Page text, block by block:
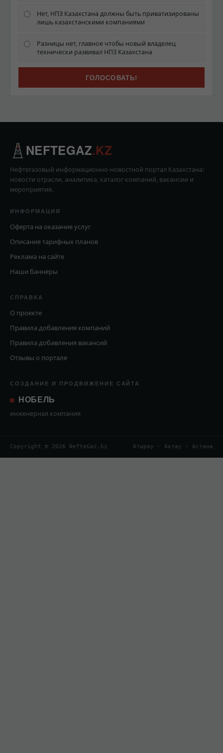
Нет, НПЗ Казахстана должны быть приватизированы
лишь казахстанскими компаниями
Разницы нет, главное чтобы новый владелец
технически развивал НПЗ Казахстана
NEFTEGAZ.KZ
Нефтегазовый информационно-новостной портал Казахстана:
новости отрасли, аналитика, каталог компаний, вакансии и
мероприятия.
ИНФОРМАЦИЯ
Оферта на оказание услуг
Описание тарифных планов
Реклама на сайте
Наши баннеры
СПРАВКА
О проекте
Правила добавления компаний
Правила добавления вакансий
Отзывы о портале
СОЗДАНИЕ И ПРОДВИЖЕНИЕ САЙТА
НОБЕЛЬ
инженерная компания
Copyright © 2026 NefteGaz.kz Атырау · Актау · Астана